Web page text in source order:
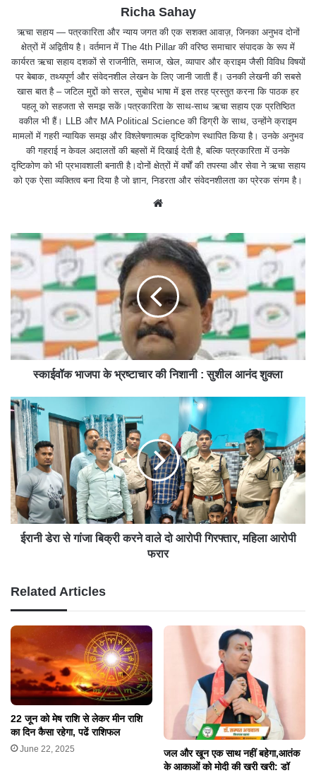
Richa Sahay
ऋचा सहाय — पत्रकारिता और न्याय जगत की एक सशक्त आवाज़, जिनका अनुभव दोनों
क्षेत्रों में अद्वितीय है। वर्तमान में The 4th Pillar की वरिष्ठ समाचार संपादक के रूप में
कार्यरत ऋचा सहाय दशकों से राजनीति, समाज, खेल, व्यापार और क्राइम जैसी विविध विषयों
पर बेबाक, तथ्यपूर्ण और संवेदनशील लेखन के लिए जानी जाती हैं। उनकी लेखनी की सबसे
खास बात है – जटिल मुद्दों को सरल, सुबोध भाषा में इस तरह प्रस्तुत करना कि पाठक हर
पहलू को सहजता से समझ सकें।पत्रकारिता के साथ-साथ ऋचा सहाय एक प्रतिष्ठित
वकील भी हैं। LLB और MA Political Science की डिग्री के साथ, उन्होंने क्राइम
मामलों में गहरी न्यायिक समझ और विश्लेषणात्मक दृष्टिकोण स्थापित किया है। उनके अनुभव
की गहराई न केवल अदालतों की बहसों में दिखाई देती है, बल्कि पत्रकारिता में उनके
दृष्टिकोण को भी प्रभावशाली बनाती है।दोनों क्षेत्रों में वर्षों की तपस्या और सेवा ने ऋचा सहाय
को एक ऐसा व्यक्तित्व बना दिया है जो ज्ञान, निडरता और संवेदनशीलता का प्रेरक संगम है।
e
स्काईवॉक भाजपा के भ्रष्टाचार की निशानी : सुशील आनंद शुक्ला
ईरानी डेरा से गांजा बिक्री करने वाले दो आरोपी गिरफ्तार, महिला आरोपी
फरार
Related Articles
22 जून को मेष राशि से लेकर मीन राशि
का दिन कैसा रहेगा, पढें राशिफल
June 22, 2025
जल और खून एक साथ नहीं बहेगा,आतंक
के आकाओं को मोदी की खरी खरी: डॉ